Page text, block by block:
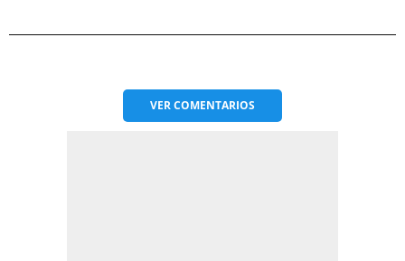
VERCOMENTARIOS